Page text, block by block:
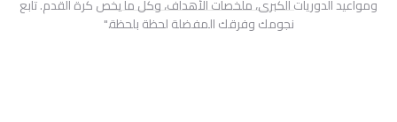
ومواعيد الدوريات الكبرى، ملخصات الأهداف، وكل ما يخص كرة القدم. تابع
نجومك وفرقك المفضلة لحظة بلحظة."